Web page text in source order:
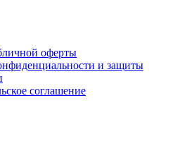
оферты
и защиты
соглашение